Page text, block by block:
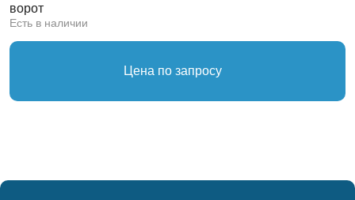
ворот
Есть в наличии
Цена по запросу